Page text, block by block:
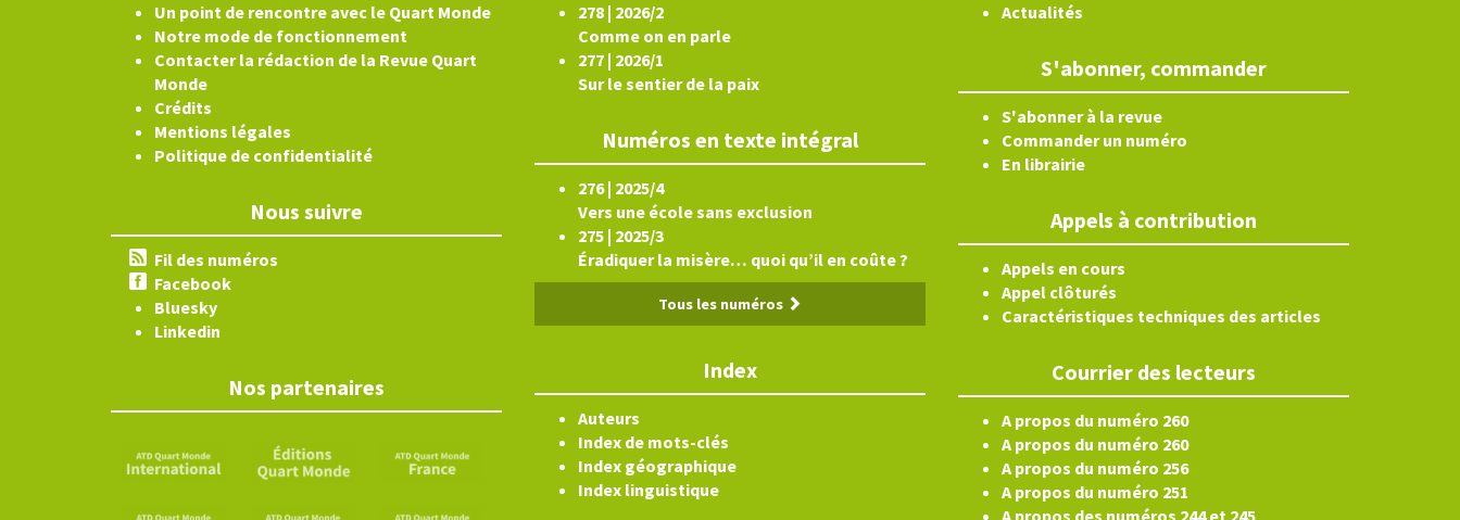
Un point de rencontre avec le Quart Monde
Notre mode de fonctionnement
Contacter la rédaction de la Revue Quart
Monde
Crédits
Mentions légales
Politique de confidentialité
Nous suivre
Fil des numéros
Facebook
Bluesky
Linkedin
Nos partenaires
278 | 2026/2
Comme on en parle
277 | 2026/1
Sur le sentier de la paix
Numéros en texte intégral
276 | 2025/4
Vers une école sans exclusion
275 | 2025/3
Éradiquer la misère… quoi qu’il en coûte ?
Tous les numéros
Index
Auteurs
Index de mots-clés
Index géographique
Index linguistique
Actualités
S'abonner, commander
S'abonner à la revue
Commander un numéro
En librairie
Appels à contribution
Appels en cours
Appel clôturés
Caractéristiques techniques des articles
Courrier des lecteurs
A propos du numéro 260
A propos du numéro 260
A propos du numéro 256
A propos du numéro 251
A propos des numéros 244 et 245